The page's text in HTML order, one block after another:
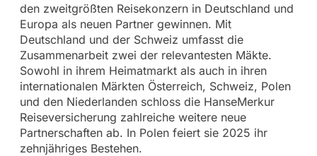
den zweitgrößten Reisekonzern in Deutschland und
Europa als neuen Partner gewinnen. Mit
Deutschland und der Schweiz umfasst die
Zusammenarbeit zwei der relevantesten Mäkte.
Sowohl in ihrem Heimatmarkt als auch in ihren
internationalen Märkten Österreich, Schweiz, Polen
und den Niederlanden schloss die HanseMerkur
Reiseversicherung zahlreiche weitere neue
Partnerschaften ab. In Polen feiert sie 2025 ihr
zehnjähriges Bestehen.